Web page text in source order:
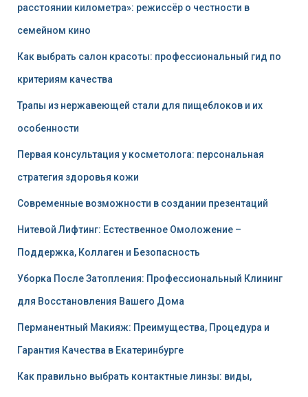
расстоянии километра»: режиссёр о честности в
семейном кино
Как выбрать салон красоты: профессиональный гид по
критериям качества
Трапы из нержавеющей стали для пищеблоков и их
особенности
Первая консультация у косметолога: персональная
стратегия здоровья кожи
Современные возможности в создании презентаций
Нитевой Лифтинг: Естественное Омоложение –
Поддержка, Коллаген и Безопасность
Уборка После Затопления: Профессиональный Клининг
для Восстановления Вашего Дома
Перманентный Макияж: Преимущества, Процедура и
Гарантия Качества в Екатеринбурге
Как правильно выбрать контактные линзы: виды,